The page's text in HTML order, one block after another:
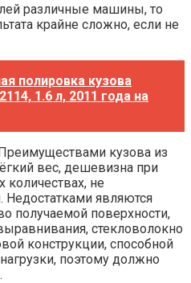
различные машины, то
крайне сложно, если не
полировка кузова
1.6 л, 2011 года на
кузова из
вес, дешевизна при
не
Недостатками являются
получаемой поверхности,
стекловолокно
конструкции, способной
поэтому должно